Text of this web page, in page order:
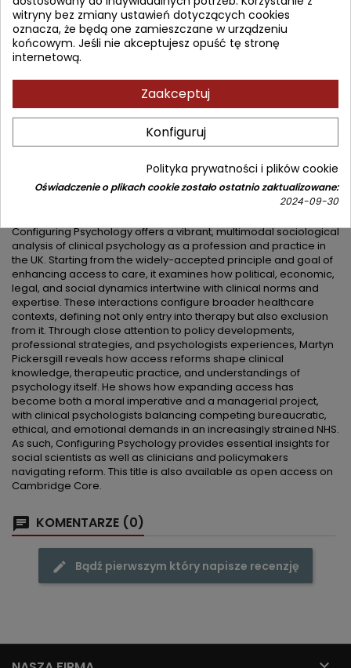
Najniższa cena w okresie 30 dni przed promocją:163,30 zł

OPIS SZCZEGÓŁY PRODUKTU SPIS TREŚCI
Configuring Psychology offers a vibrant, multimodal sociological
analysis of clinical psychology as a profession and practice in
the UK. Starting from the widely-accepted principle and goal of
enhancing access to care, it examines how political, economic,
legal, and social dynamics intertwine with clinical norms and
expertise. These interactions configure broader healthcare
contexts, defining not only entry into therapy but also exclusion
from it. Through close attention to policy developments,
professional strategies, and psychologists experiences, Martyn
Pickersgill reveals how access reforms shape clinical
knowledge, therapeutic practice, and understandings of
psychology itself. He shows how expanding access has
become both a moral imperative and a managerial project,
with clinical psychologists balancing competing bureaucratic,
ethical, and emotional demands in an increasingly strained NHS.
As such, Configuring Psychology provides essential insights for
social scientists as well as clinicians and policymakers
navigating reform. This title is also available as open access on
Cambridge Core.
KOMENTARZE (0)
Bądź pierwszym który napisze recenzję
witryny bez zmiany ustawień dotyczących cookies
oznacza, że będą one zamieszczane w urządzeniu
końcowym. Jeśli nie akceptujesz opuść tę stronę
internetową.
Zaakceptuj
Konfiguruj
Polityka prywatności i plików cookie
Oświadczenie o plikach cookie zostało ostatnio zaktualizowane:
2024-09-30